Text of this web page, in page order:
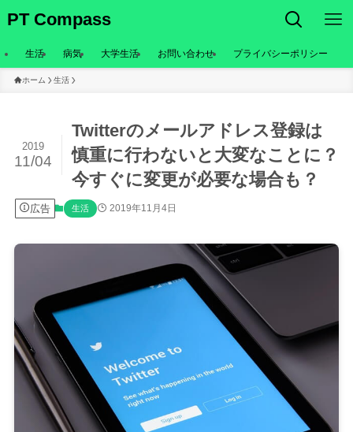
PT Compass
生活 病気 大学生活 お問い合わせ プライバシーポリシー
ホーム 生活
Twitterのメールアドレス登録は
慎重に行わないと大変なことに？
今すぐに変更が必要な場合も？
2019
11/04
広告 生活 2019年11月4日